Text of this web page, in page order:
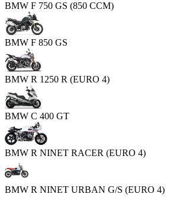
BMW F 750 GS (850 CCM)
BMW F 850 GS
BMW R 1250 R (EURO 4)
BMW C 400 GT
BMW R NINET RACER (EURO 4)
BMW R NINET URBAN G/S (EURO 4)